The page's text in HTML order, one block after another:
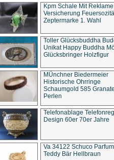
Kpm Schale Mit Reklame
Versicherung
Zeptermarke 1. Wahl
Toller Glücksbuddha
Unikat Happy Buddha
Glücksbringer Holzfigur
MÜnchner Biedermeier
Historische Ohrringe
Schaumgold 585
Perlen
Telefonablage
Design 60er 70er Jahre
Va 34122 Schuco
Teddy Bär Hellbraun